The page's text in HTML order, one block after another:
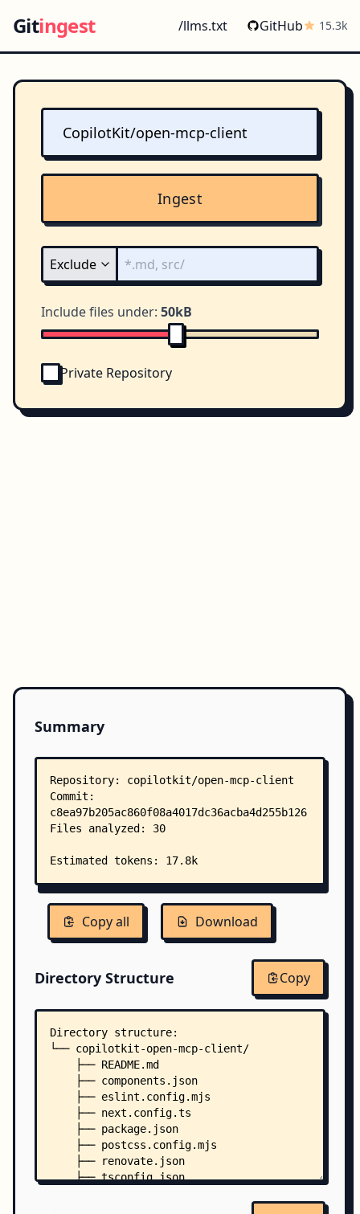
Gitingest /llms.txt GitHub 15.3k
Ingest
Include files under: 50kB
Private Repository
Summary
Copy all Download
Directory Structure Copy
Directory structure:
└── copilotkit-open-mcp-client/
    ├── README.md
    ├── components.json
    ├── eslint.config.mjs
    ├── next.config.ts
    ├── package.json
    ├── postcss.config.mjs
    ├── renovate.json
    ├── tsconfig.json